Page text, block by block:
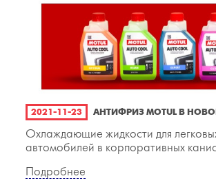
2021-11-23 АНТИФРИЗ MOTUL В
Охлаждающие жидкости для
автомобилей в корпоративных
Подробнее